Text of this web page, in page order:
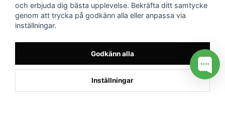
och erbjuda dig bästa upplevelse. Bekräfta ditt samtycke
genom att trycka på godkänn alla eller anpassa via
inställningar.
Godkänn alla
Inställningar